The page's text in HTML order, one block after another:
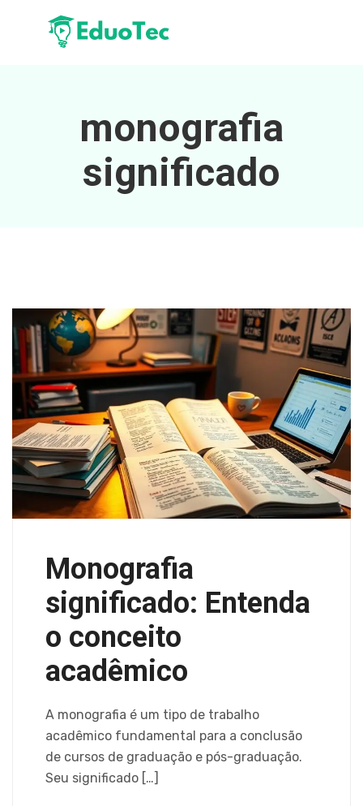
monografia
significado
Monografia
significado: Entenda
o conceito
acadêmico
A monografia é um tipo de trabalho
acadêmico fundamental para a conclusão
de cursos de graduação e pós-graduação.
Seu significado […]